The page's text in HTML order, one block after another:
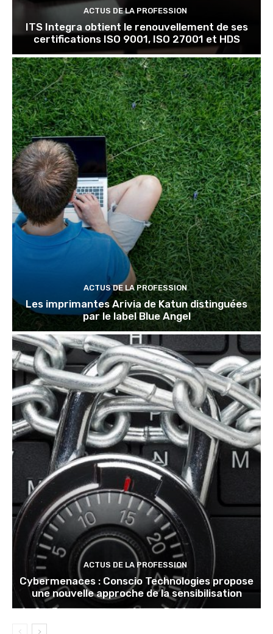
ACTUS DE LA PROFESSION
ITS Integra obtient le renouvellement de ses
certifications ISO 9001, ISO 27001 et HDS
ACTUS DE LA PROFESSION
Les imprimantes Arivia de Katun distinguées
par le label Blue Angel
ACTUS DE LA PROFESSION
Cybermenaces : Conscio Technologies propose
une nouvelle approche de la sensibilisation